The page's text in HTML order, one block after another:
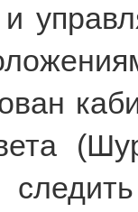
и